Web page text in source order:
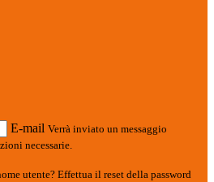
E-mail Verrà inviato un messaggio
necessarie.
utente? Effettua il reset della password